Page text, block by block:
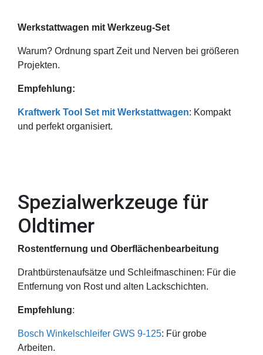
Werkstattwagen mit Werkzeug-Set
Warum? Ordnung spart Zeit und Nerven bei größeren
Projekten.
Empfehlung:
Kraftwerk Tool Set mit Werkstattwagen: Kompakt
und perfekt organisiert.
Spezialwerkzeuge für
Oldtimer
Rostentfernung und Oberflächenbearbeitung
Drahtbürstenaufsätze und Schleifmaschinen: Für die
Entfernung von Rost und alten Lackschichten.
Empfehlung:
Bosch Winkelschleifer GWS 9-125: Für grobe
Arbeiten.